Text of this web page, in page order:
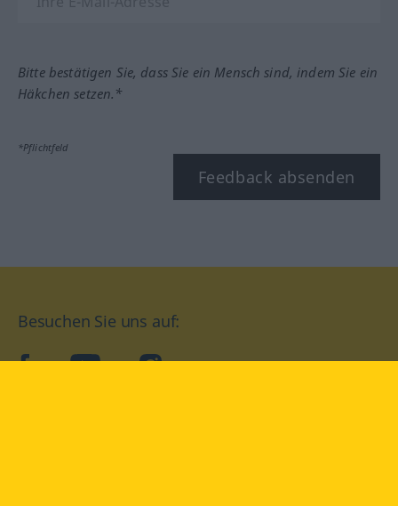
Bitte bestätigen Sie, dass Sie ein Mensch sind, indem Sie ein
Häkchen setzen.*
*Pflichtfeld
Feedback absenden
Besuchen Sie uns auf:
facebookYouTube Instagram